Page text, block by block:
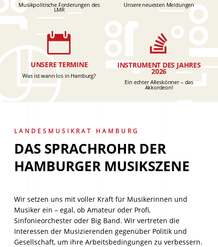
Musikpolitische Forderungen des
LMR
Unsere neuesten Meldungen

UNSERE TERMINE
Was ist wann los in Hamburg?

INSTRUMENT DES JAHRES
2026
Ein echter Alleskönner – das
Akkordeon!
LANDESMUSIKRAT HAMBURG
DAS SPRACHROHR DER
HAMBURGER MUSIKSZENE
Wir setzen uns mit voller Kraft für Musikerinnen und
Musiker ein – egal, ob Amateur oder Profi,
Sinfonieorchester oder Big Band. Wir vertreten die
Interessen der Musizierenden gegenüber Politik und
Gesellschaft, um ihre Arbeitsbedingungen zu verbessern.